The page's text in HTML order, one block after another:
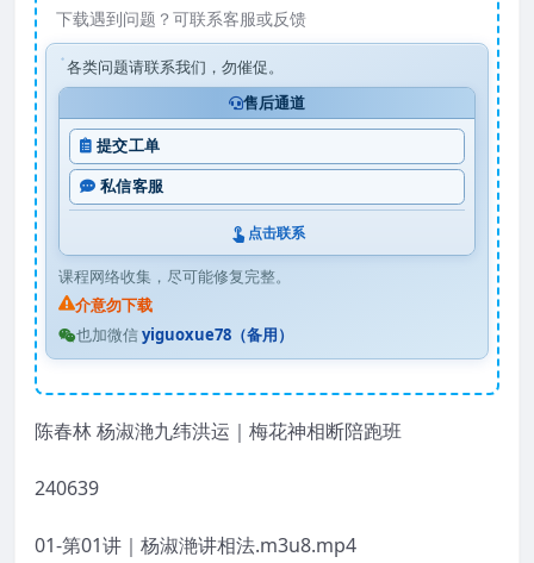
下载遇到问题？可联系客服或反馈
各类问题请联系我们，勿催促。
售后通道
提交工单
私信客服
点击联系
课程网络收集，尽可能修复完整。
介意勿下载
也加微信yiguoxue78（备用）
陈春林 杨淑滟九纬洪运｜梅花神相断陪跑班
240639
01-第01讲｜杨淑滟讲相法.m3u8.mp4